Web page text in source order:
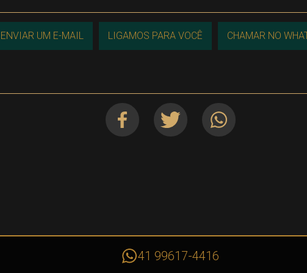
ENVIAR UM E-MAIL LIGAMOS PARA VOCÊ CHAMAR NO
41 99617-4416